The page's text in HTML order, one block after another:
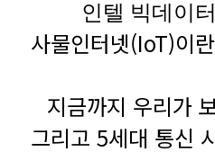
인텔 빅데이
지금까지 우리가